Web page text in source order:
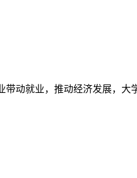
动就业，推动经济发展，大